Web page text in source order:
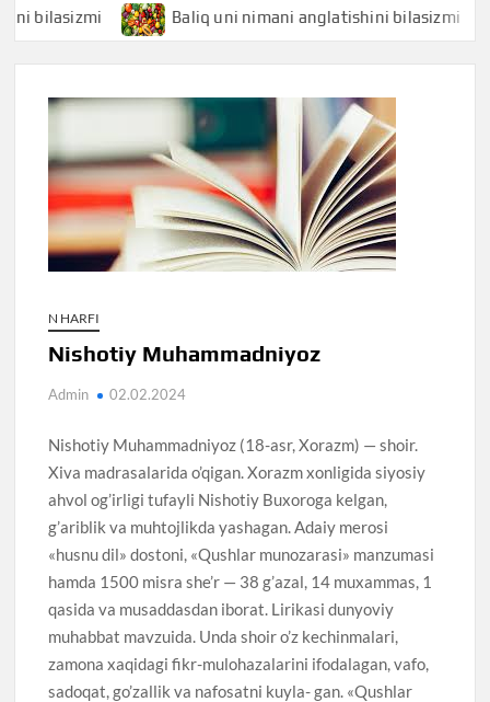
Baliq uni nimani anglatishini bilasizmi
N HARFI
Nishotiy Muhammadniyoz
Admin 02.02.2024
Nishotiy Muhammadniyoz (18-asr, Xorazm) — shoir.
Xiva madrasalarida o’qigan. Xorazm xonligida siyosiy
ahvol og’irligi tufayli Nishotiy Buxoroga kelgan,
g’ariblik va muhtojlikda yashagan. Adaiy merosi
«husnu dil» dostoni, «Qushlar munozarasi» manzumasi
hamda 1500 misra she’r — 38 g’azal, 14 muxammas, 1
qasida va musaddasdan iborat. Lirikasi dunyoviy
muhabbat mavzuida. Unda shoir o’z kechinmalari,
zamona xaqidagi fikr-mulohazalarini ifodalagan, vafo,
sadoqat, go’zallik va nafosatni kuyla- gan. «Qushlar